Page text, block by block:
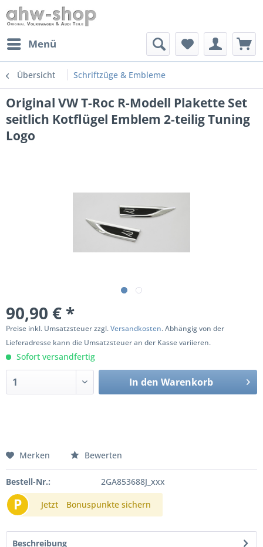
Menü
Übersicht Schriftzüge & Embleme
Original VW T-Roc R-Modell Plakette Set
seitlich Kotflügel Emblem 2-teilig Tuning
Logo
90,90 € *
Preise inkl. Umsatzsteuer zzgl.Versandkosten. Abhängig von der
Lieferadresse kann die Umsatzsteuer an der Kasse variieren.
Sofort versandfertig
In den Warenkorb
Merken Bewerten
Bestell-Nr.: 2GA853688J_xxx
P Jetzt Bonuspunkte sichern
Beschreibung